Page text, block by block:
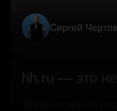
Сергей Чертов
hh.ru — это